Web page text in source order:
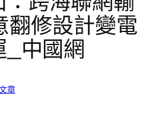
翻修設計變電
_中國網
章